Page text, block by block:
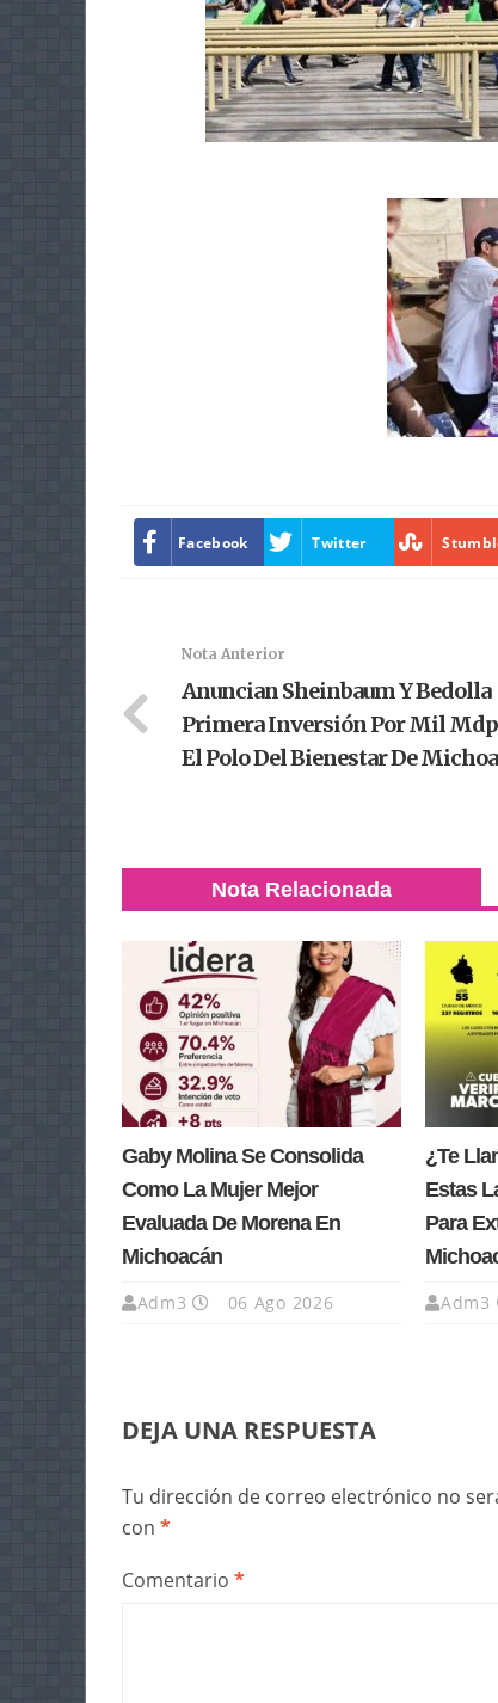
Facebook Twitter
Nota Anterior
Anuncian Sheinbaum Y Bedolla
Primera Inversión Por Mil Mdp
El Polo Del Bienestar De
Nota Relacionada
Gaby Molina Se Consolida
Como La Mujer Mejor
Evaluada De Morena En
Michoacán
Adm3 06 Ago 2026
¿Te
Estas
Para
Adm3
DEJA UNA RESPUESTA
Tu dirección de correo electrónico no
con *
Comentario *